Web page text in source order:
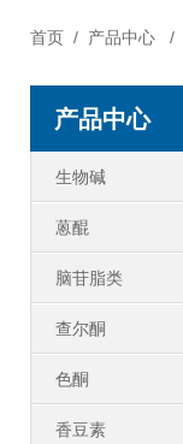
首页/ 产品中心/
产品中心
生物碱
蒽醌
脑苷脂类
查尔酮
色酮
香豆素